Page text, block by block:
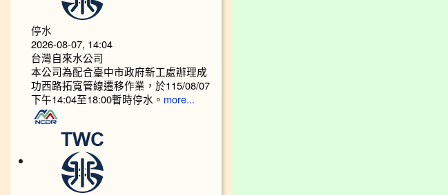
停水
2026-08-07, 14:04
台灣自來水公司
本公司為配合臺中市政府新工處辦理成
功西路拓寬管線遷移作業，於115/08/07
下午14:04至18:00暫時停水。 more...